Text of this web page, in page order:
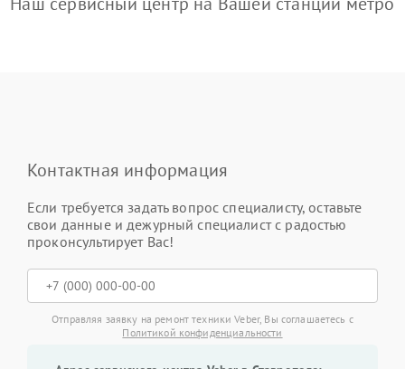
Контактная информация
Если требуется задать вопрос специалисту, оставьте
свои данные и дежурный специалист с радостью
проконсультирует Вас!
Отправляя заявку на ремонт техники Veber, Вы соглашаетесь с
Политикой конфиденциальности